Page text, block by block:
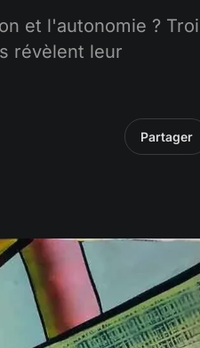
et l'autonomie ?
révèlent leur
Partager